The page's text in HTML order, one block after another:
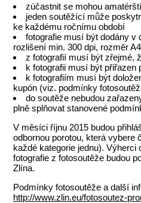
zúčastnit se mohou
jeden soutěžící může
ke každému ročnímu období
fotografie musí být dodány v
rozlišení min. 300 dpi, rozměr
z fotografií musí být zřejmé,
k fotografii musí být přiřazen
k fotografiím musí být
kupón (viz. podmínky
do soutěže nebudou
plně splňovat stanovené
V měsíci říjnu 2015 budou
odbornou porotou, která vybere
každé kategorie jednu). Výherci
fotografie z fotosoutěže budou
Zlína.
Podmínky fotosoutěže a další
http://www.zlin.eu/fotosoutez-